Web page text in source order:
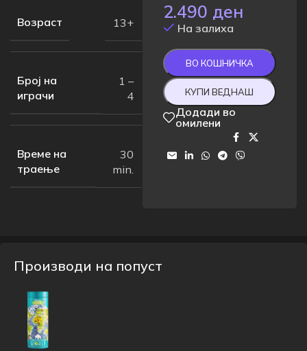
Возраст 13+
Број на
играчи
1 –
4
Време на
траење
30
min.
2.490 ден
На залиха
ВО КОШНИЧКА
КУПИ ВЕДНАШ
Додади во
омилени
Производи на попуст